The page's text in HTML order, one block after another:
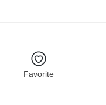
Favorite